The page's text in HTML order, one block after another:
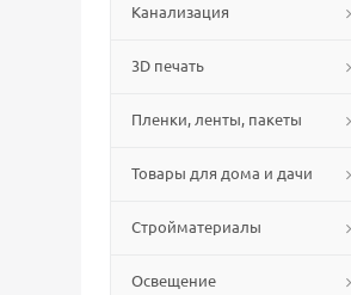
Канализация
3D печать
Пленки, ленты, пакеты
Товары для дома и дачи
Стройматериалы
Освещение